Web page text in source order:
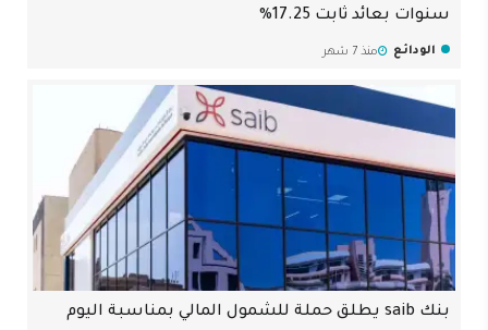
سنوات بعائد ثابت 17.25%
الودائع منذ 7 شهر
بنك saib يطلق حملة للشمول المالي بمناسبة اليوم